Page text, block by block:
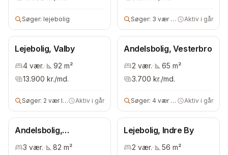
Søger: lejebolig Søger: 3 vær andelsbolig Aktiv i går
Lejebolig, Valby
4 vær.· 92 m²
13.900 kr./md.
Søger: 2 vær lejebolig Aktiv i går
Andelsbolig, Vesterbro
2 vær.· 65 m²
3.700 kr./md.
Søger: 4 vær bolig Aktiv i går
Andelsbolig,
Bispebjerg
3 vær.· 82 m²
Lejebolig, Indre By
2 vær.· 56 m²